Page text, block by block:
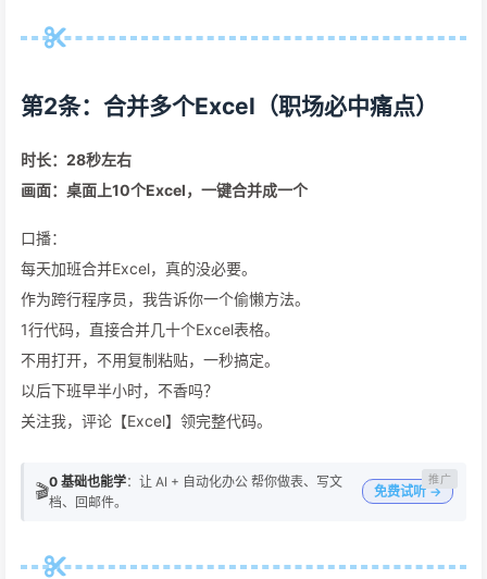
第2条：合并多个Excel（职场必中痛点）
时长：28秒左右
画面：桌面上10个Excel，一键合并成一个
口播：
每天加班合并Excel，真的没必要。
作为跨行程序员，我告诉你一个偷懒方法。
1行代码，直接合并几十个Excel表格。
不用打开，不用复制粘贴，一秒搞定。
以后下班早半小时，不香吗？
关注我，评论【Excel】领完整代码。
🎬0 基础也能学：让 AI + 自动化办公 帮你做表、写文
档、回邮件。
免费试听 →